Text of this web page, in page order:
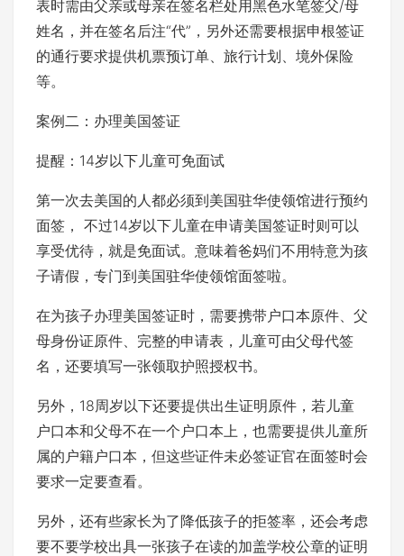
表时需由父亲或母亲在签名栏处用黑色水笔签父/母
姓名，并在签名后注“代”，另外还需要根据申根签证
的通行要求提供机票预订单、旅行计划、境外保险
等。
案例二：办理美国签证
提醒：14岁以下儿童可免面试
第一次去美国的人都必须到美国驻华使领馆进行预约
面签， 不过14岁以下儿童在申请美国签证时则可以
享受优待，就是免面试。意味着爸妈们不用特意为孩
子请假，专门到美国驻华使领馆面签啦。
在为孩子办理美国签证时，需要携带户口本原件、父
母身份证原件、完整的申请表，儿童可由父母代签
名，还要填写一张领取护照授权书。
另外，18周岁以下还要提供出生证明原件，若儿童
户口本和父母不在一个户口本上，也需要提供儿童所
属的户籍户口本，但这些证件未必签证官在面签时会
要求一定要查看。
另外，还有些家长为了降低孩子的拒签率，还会考虑
要不要学校出具一张孩子在读的加盖学校公章的证明